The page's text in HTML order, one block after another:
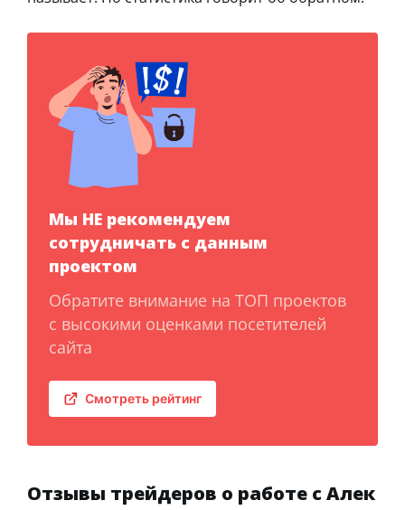
Мы НЕ рекомендуем
сотрудничать с данным
проектом
Обратите внимание на ТОП проектов
с высокими оценками посетителей
сайта
Смотреть рейтинг
Отзывы трейдеров о работе с Алек